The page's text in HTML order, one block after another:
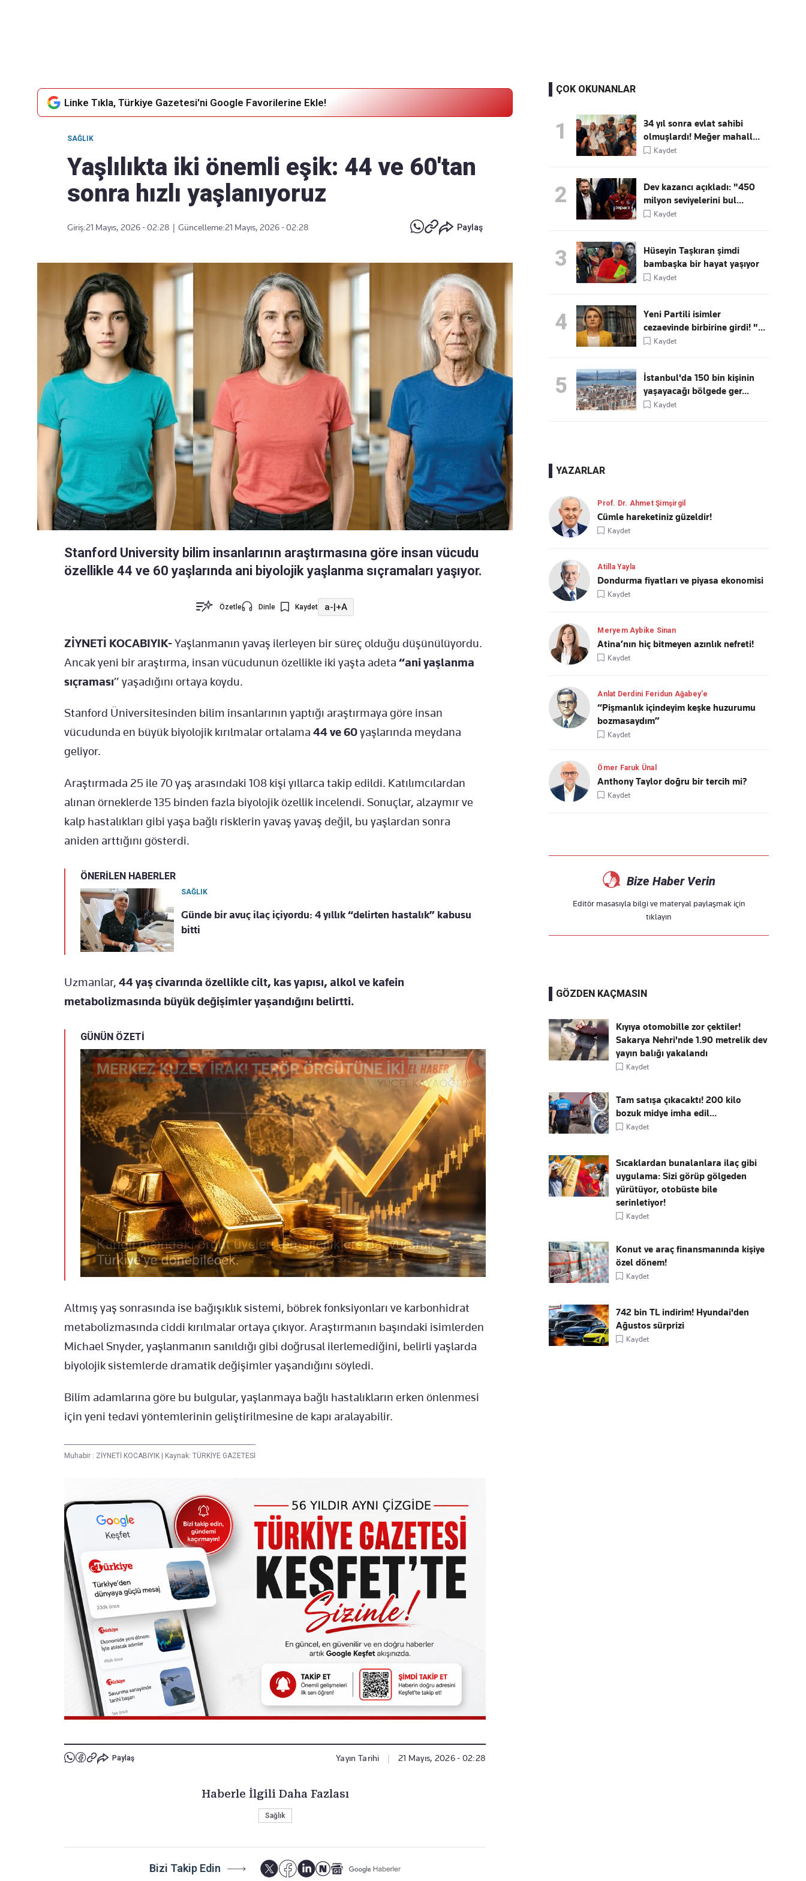
Linke Tıkla, Türkiye Gazetesi'ni Google Favorilerine Ekle!
SAĞLIK
Yaşlılıkta iki önemli eşik: 44 ve 60'tan
sonra hızlı yaşlanıyoruz
Giriş:21 Mayıs, 2026 - 02:28 Güncelleme:21 Mayıs, 2026 - 02:28 Paylaş
Stanford University bilim insanlarının araştırmasına göre insan vücudu
özellikle 44 ve 60 yaşlarında ani biyolojik yaşlanma sıçramaları yaşıyor.
Özetle Dinle Kaydet a-|+A
ZİYNETİ KOCABIYIK-Yaşlanmanın yavaş ilerleyen bir süreç olduğu düşünülüyordu.
Ancak yeni bir araştırma, insan vücudunun özellikle iki yaşta adeta “ani yaşlanma
sıçraması” yaşadığını ortaya koydu.
Stanford Üniversitesinden bilim insanlarının yaptığı araştırmaya göre insan
vücudunda en büyük biyolojik kırılmalar ortalama 44 ve 60yaşlarında meydana
geliyor.
Araştırmada 25 ile 70 yaş arasındaki 108 kişi yıllarca takip edildi. Katılımcılardan
alınan örneklerde 135 binden fazla biyolojik özellik incelendi. Sonuçlar, alzaymır ve
kalp hastalıkları gibi yaşa bağlı risklerin yavaş yavaş değil, bu yaşlardan sonra
aniden arttığını gösterdi.
ÖNERİLEN HABERLER
SAĞLIK
Günde bir avuç ilaç içiyordu: 4 yıllık “delirten hastalık” kabusu
bitti
Uzmanlar, 44 yaş civarında özellikle cilt, kas yapısı, alkol ve kafein
metabolizmasında büyük değişimler yaşandığını belirtti.
GÜNÜN ÖZETİ
Altmış yaş sonrasında ise bağışıklık sistemi, böbrek fonksiyonları ve karbonhidrat
metabolizmasında ciddi kırılmalar ortaya çıkıyor. Araştırmanın başındaki isimlerden
Michael Snyder, yaşlanmanın sanıldığı gibi doğrusal ilerlemediğini, belirli yaşlarda
biyolojik sistemlerde dramatik değişimler yaşandığını söyledi.
Bilim adamlarına göre bu bulgular, yaşlanmaya bağlı hastalıkların erken önlenmesi
için yeni tedavi yöntemlerinin geliştirilmesine de kapı aralayabilir.
Muhabir : ZİYNETİ KOCABIYIK | Kaynak: TÜRKİYE GAZETESİ
Paylaş Yayın Tarihi 21 Mayıs, 2026 - 02:28
Haberle İlgili Daha Fazlası
Sağlık
Bizi Takip Edin
ÇOK OKUNANLAR
1
34 yıl sonra evlat sahibi
olmuşlardı! Meğer mahall...
Kaydet
2
Dev kazancı açıkladı: "450
milyon seviyelerini bul...
Kaydet
3
Hüseyin Taşkıran şimdi
bambaşka bir hayat yaşıyor
Kaydet
4
Yeni Partili isimler
cezaevinde birbirine girdi! "...
Kaydet
5
İstanbul'da 150 bin kişinin
yaşayacağı bölgede ger...
Kaydet
YAZARLAR
Prof. Dr. Ahmet Şimşirgil
Cümle hareketiniz güzeldir!
Kaydet
Atilla Yayla
Dondurma fiyatları ve piyasa ekonomisi
Kaydet
Meryem Aybike Sinan
Atina’nın hiç bitmeyen azınlık nefreti!
Kaydet
Anlat Derdini Feridun Ağabey'e
“Pişmanlık içindeyim keşke huzurumu
bozmasaydım”
Kaydet
Ömer Faruk Ünal
Anthony Taylor doğru bir tercih mi?
Kaydet
Bize Haber Verin
Editör masasıyla bilgi ve materyal paylaşmak için
tıklayın
GÖZDEN KAÇMASIN
Kıyıya otomobille zor çektiler!
Sakarya Nehri'nde 1.90 metrelik dev
yayın balığı yakalandı
Kaydet
Tam satışa çıkacaktı! 200 kilo
bozuk midye imha edil...
Kaydet
Sıcaklardan bunalanlara ilaç gibi
uygulama: Sizi görüp gölgeden
yürütüyor, otobüste bile
serinletiyor!
Kaydet
Konut ve araç finansmanında kişiye
özel dönem!
Kaydet
742 bin TL indirim! Hyundai'den
Ağustos sürprizi
Kaydet